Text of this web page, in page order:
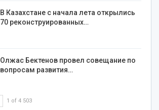
В Казахстане с начала лета открылись
70 реконструированных…
Олжас Бектенов провел совещание по
вопросам развития…
1 of 4 503